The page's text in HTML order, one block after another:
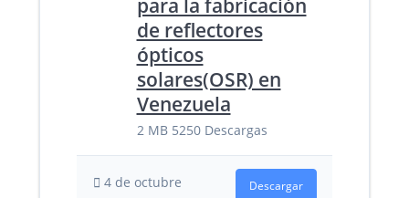
para la fabricación
de reflectores
ópticos
solares(OSR) en
Venezuela
2 MB 5250 Descargas
4 de octubre
Descargar